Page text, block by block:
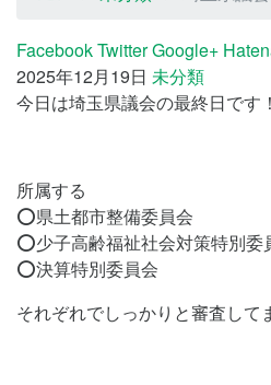
FacebookTwitterGoogle+
2025年12月19日 未分類
今日は埼玉県議会の最終日です！
所属する
⭕️県土都市整備委員会
⭕️少子高齢福祉社会対策特別委
⭕️決算特別委員会
それぞれでしっかりと審査して